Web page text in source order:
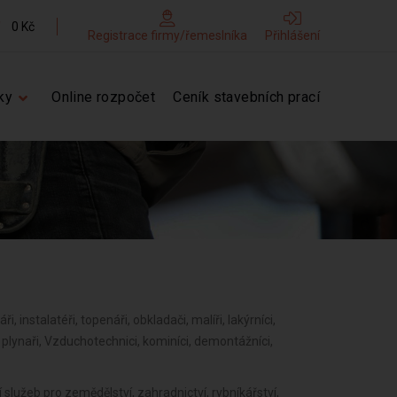
0 Kč
Registrace firmy/řemeslníka Přihlášení
Online rozpočet Ceník stavebních prací
instalatéři, topenáři, obkladači, malíři, lakýrníci,
Vzduchotechnici, kominíci, demontážníci,
pro zemědělství, zahradnictví, rybníkářství,